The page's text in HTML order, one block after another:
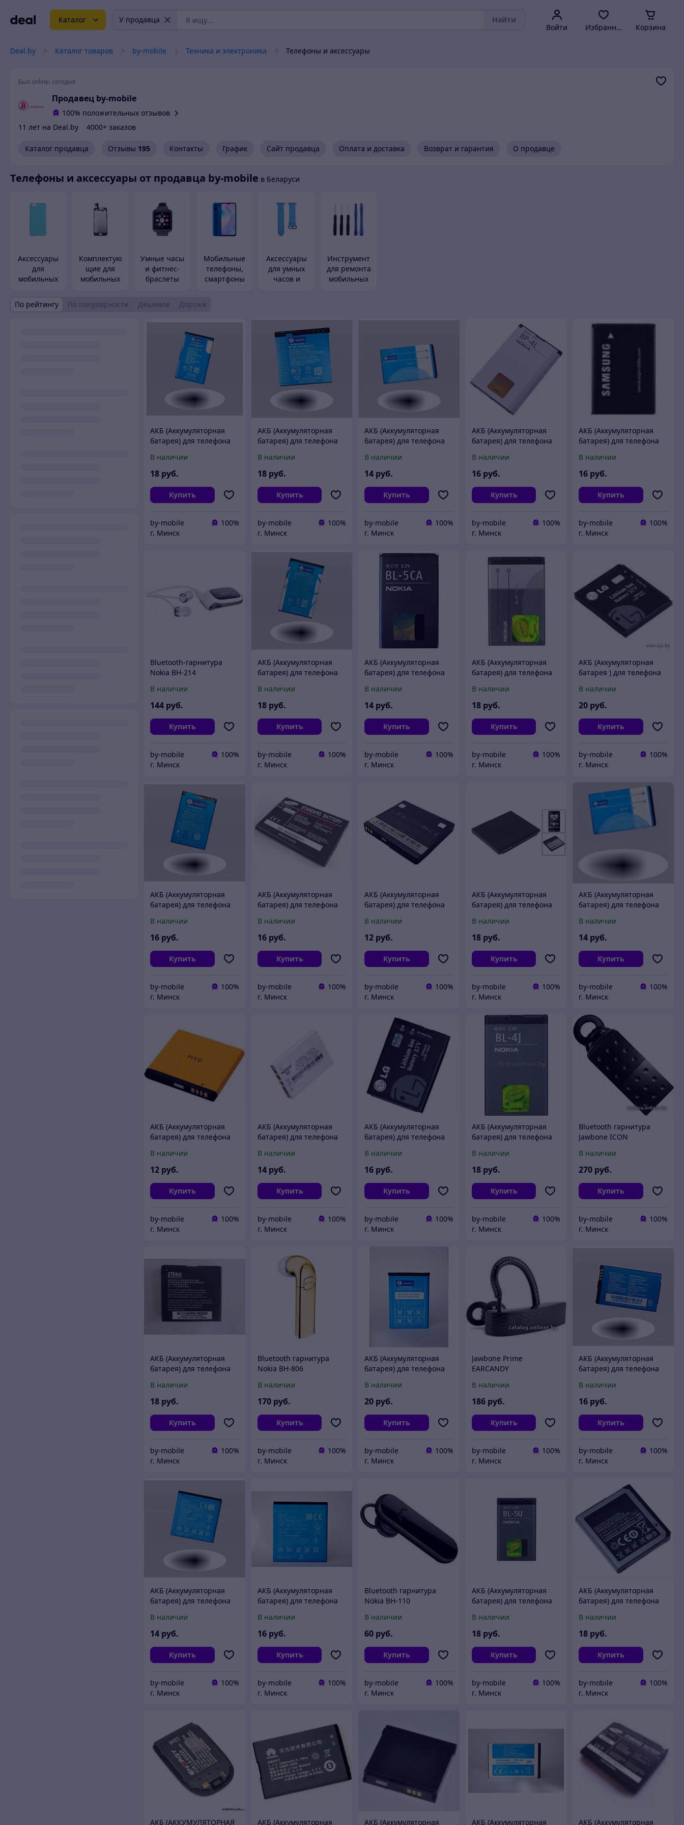
Каталог У продавца Найти
Войти Избранное Корзина
Deal.by Каталог товаров by-mobile Техника и электроника Телефоны и аксессуары
Был online: сегодня
Продавец by-mobile
100% положительных отзывов
11 лет на Deal.by
4000+ заказов
Каталог продавца Отзывы 195 Контакты График Сайт продавца Оплата и доставка Возврат и гарантия О продавце
Телефоны и аксессуары от продавца by-mobile в Беларуси
Аксессуары
для
мобильных
Комплектую
щие для
мобильных
Умные часы
и фитнес-
браслеты
Мобильные
телефоны,
смартфоны
Аксессуары
для умных
часов и
Инструмент
для ремонта
мобильных
По рейтингу
По популярности Дешевле Дороже
АКБ (Аккумуляторная
батарея) для телефона
В наличии
18 руб.
Купить
by-mobile
100%
г. Минск
АКБ (Аккумуляторная
батарея) для телефона
В наличии
18 руб.
Купить
by-mobile
100%
г. Минск
АКБ (Аккумуляторная
батарея) для телефона
В наличии
14 руб.
Купить
by-mobile
100%
г. Минск
АКБ (Аккумуляторная
батарея) для телефона
В наличии
16 руб.
Купить
by-mobile
100%
г. Минск
АКБ (Аккумуляторная
батарея) для телефона
(BST3108BC)
В наличии
16 руб.
Купить
by-mobile
100%
г. Минск
Bluetooth-гарнитура
Nokia BH-214
В наличии
144 руб.
Купить
by-mobile
100%
г. Минск
АКБ (Аккумуляторная
батарея) для телефона
В наличии
18 руб.
Купить
by-mobile
100%
г. Минск
АКБ (Аккумуляторная
батарея) для телефона
В наличии
14 руб.
Купить
by-mobile
100%
г. Минск
АКБ (Аккумуляторная
батарея) для телефона
В наличии
18 руб.
Купить
by-mobile
100%
г. Минск
АКБ (Аккумуляторная
батарея ) для телефона
В наличии
20 руб.
Купить
by-mobile
100%
г. Минск
АКБ (Аккумуляторная
батарея) для телефона
В наличии
16 руб.
Купить
by-mobile
100%
г. Минск
АКБ (Аккумуляторная
батарея) для телефона
(AB553850D,
AB553850DE)
В наличии
16 руб.
Купить
by-mobile
100%
г. Минск
АКБ (Аккумуляторная
батарея) для телефона
В наличии
12 руб.
Купить
by-mobile
100%
г. Минск
АКБ (Аккумуляторная
батарея) для телефона
В наличии
18 руб.
Купить
by-mobile
100%
г. Минск
АКБ (Аккумуляторная
батарея) для телефона
(Li3707T42P3H463848)
В наличии
14 руб.
Купить
by-mobile
100%
г. Минск
АКБ (Аккумуляторная
батарея) для телефона
В наличии
12 руб.
Купить
by-mobile
100%
г. Минск
АКБ (Аккумуляторная
батарея) для телефона
В наличии
14 руб.
Купить
by-mobile
100%
г. Минск
АКБ (Аккумуляторная
батарея) для телефона
В наличии
16 руб.
Купить
by-mobile
100%
г. Минск
АКБ (Аккумуляторная
батарея) для телефона
В наличии
18 руб.
Купить
by-mobile
100%
г. Минск
Bluetooth гарнитура
Jawbone ICON
В наличии
270 руб.
Купить
by-mobile
100%
г. Минск
АКБ (Аккумуляторная
батарея) для телефона
(Li3713T42P3h444865)
В наличии
18 руб.
Купить
by-mobile
100%
г. Минск
Bluetooth гарнитура
Nokia BH-806
В наличии
170 руб.
Купить
by-mobile
100%
г. Минск
АКБ (Аккумуляторная
батарея) для телефона
В наличии
20 руб.
Купить
by-mobile
100%
г. Минск
Jawbone Prime
EARCANDY
В наличии
186 руб.
Купить
by-mobile
100%
г. Минск
АКБ (Аккумуляторная
батарея) для телефона
В наличии
16 руб.
Купить
by-mobile
100%
г. Минск
АКБ (Аккумуляторная
батарея) для телефона
В наличии
14 руб.
Купить
by-mobile
100%
г. Минск
АКБ (Аккумуляторная
батарея) для телефона
В наличии
16 руб.
Купить
by-mobile
100%
г. Минск
Bluetooth гарнитура
Nokia BH-110
В наличии
60 руб.
Купить
by-mobile
100%
г. Минск
АКБ (Аккумуляторная
батарея) для телефона
В наличии
18 руб.
Купить
by-mobile
100%
г. Минск
АКБ (Аккумуляторная
батарея) для телефона
(EB504239HU)
В наличии
18 руб.
Купить
by-mobile
100%
г. Минск
АКБ (АККУМУЛЯТОРНАЯ АКБ (Аккумуляторная АКБ (Аккумуляторная АКБ (Аккумуляторная АКБ (Аккумуляторная